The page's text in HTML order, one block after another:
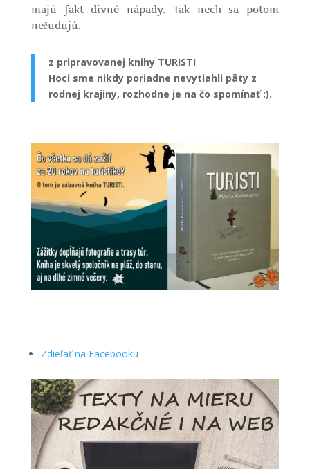
majú fakt divné nápady. Tak nech sa potom
nečudujú.
z pripravovanej knihy TURISTI
Hoci sme nikdy poriadne nevytiahli päty z
rodnej krajiny, rozhodne je na čo spomínať :).
Zdieľať na Facebooku